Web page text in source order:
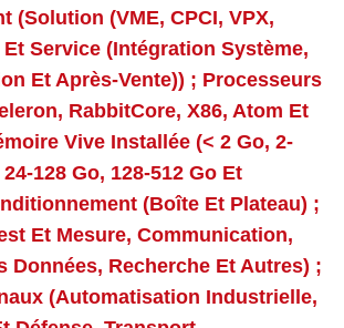
(solution (VME, CPCI, VPX,
Service (intégration Système,
Et Après-Vente)) ; Processeurs
RabbitCore, X86, Atom Et
Vive Installée (< 2 Go, 2-
128 Go, 128-512 Go Et
(boîte Et Plateau) ;
Et Mesure, Communication,
Données, Recherche Et Autres) ;
(automatisation Industrielle,